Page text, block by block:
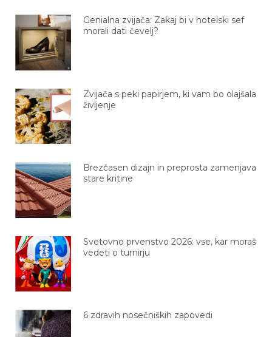
Genialna zvijača: Zakaj bi v hotelski sef
morali dati čevelj?
Zvijača s peki papirjem, ki vam bo olajšala
življenje
Brezčasen dizajn in preprosta zamenjava
stare kritine
Svetovno prvenstvo 2026: vse, kar moraš
vedeti o turnirju
6 zdravih nosečniških zapovedi